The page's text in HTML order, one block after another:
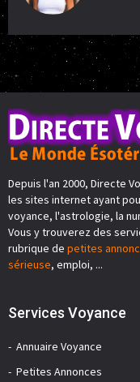
Depuis l'an 2000, Directe
les sites internet ayant
voyance, l'astrologie, la
Vous y trouverez des
rubrique de petites
sérieuse, emploi, ...
Services Voyance
Annuaire Voyance
Petites Annonces